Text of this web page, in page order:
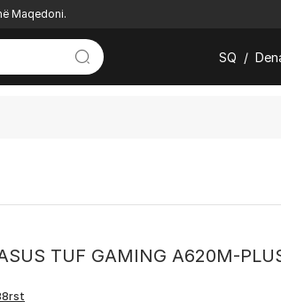
Maqedoni.
SQ /
TUF GAMING A620M-